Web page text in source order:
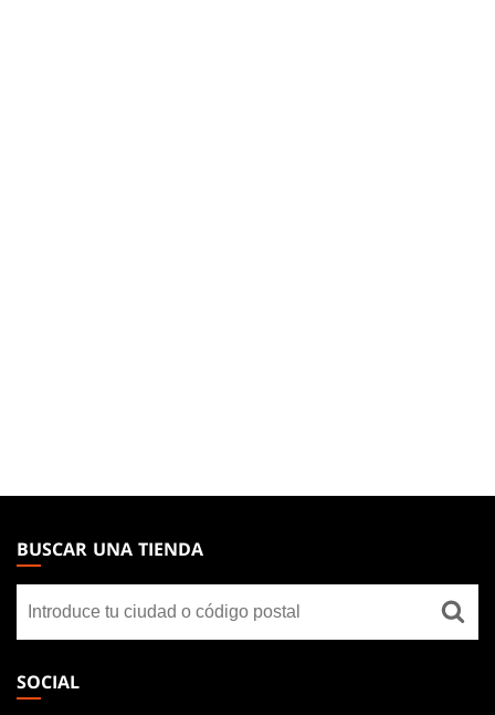
THE
GATHERING
FOOTER
BUSCAR UNA TIENDA
una
tienda
SOCIAL